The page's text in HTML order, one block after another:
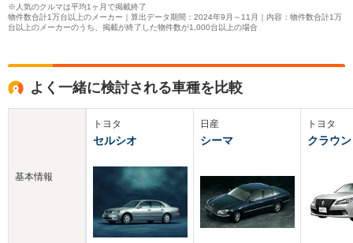
※人気のクルマは平均1ヶ月で掲載終了
物件数合計1万台以上のメーカー｜算出データ期間：2024年9月～11月｜内容：物件数合計1万
台以上のメーカーのうち、掲載が終了した物件数が1,000台以上の場合
よく一緒に検討される車種を比較
基本情報
トヨタ
セルシオ
日産
シーマ
トヨタ
クラウ